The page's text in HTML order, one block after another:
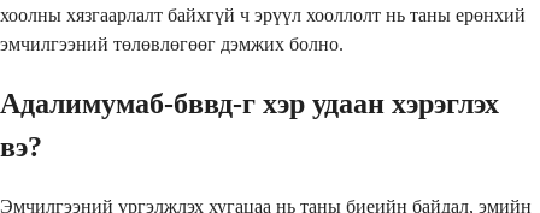
хоолны хязгаарлалт байхгүй ч эрүүл хооллолт нь таны ерөнхий
эмчилгээний төлөвлөгөөг дэмжих болно.
Адалимумаб-бввд-г хэр удаан хэрэглэх
вэ?
Эмчилгээний үргэлжлэх хугацаа нь таны биеийн байдал, эмийн